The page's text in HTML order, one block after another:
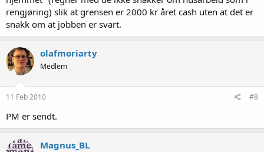
rengjøring) slik at grensen er 2000 kr året cash uten at det er
snakk om at jobben er svart.
olafmoriarty
Medlem
11 Feb 2010 #8
PM er sendt.
Magnus_BL